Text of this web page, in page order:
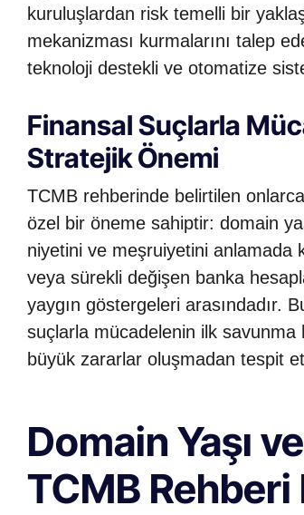
kuruluşlardan risk temelli bir
mekanizması kurmalarını talep
teknoloji destekli ve otomatize
Finansal Suçlarla
Stratejik Önemi
TCMB rehberinde belirtilen
özel bir öneme sahiptir: domain
niyetini ve meşruiyetini anlamada
veya sürekli değişen banka
yaygın göstergeleri arasındadır.
suçlarla mücadelenin ilk savunma
büyük zararlar oluşmadan tespit
Domain Yaşı
TCMB